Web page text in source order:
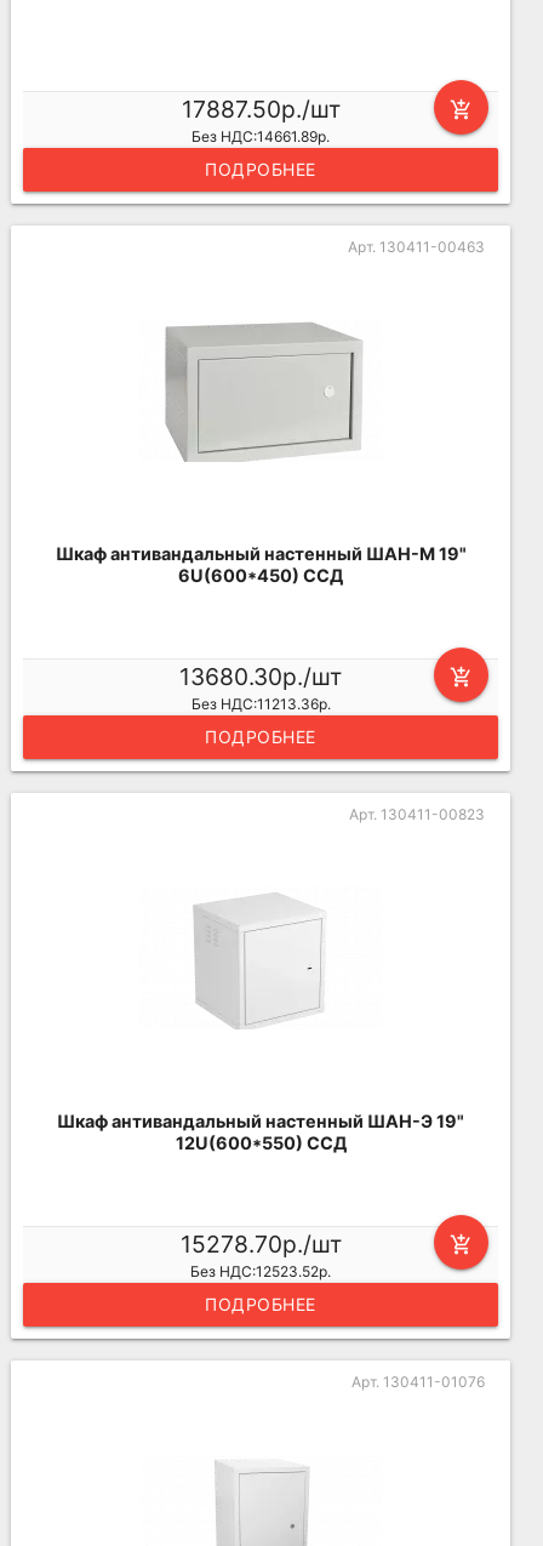
add_shopping_cart
17887.50р./шт
Без НДС:14661.89р.
ПОДРОБНЕЕ
Арт. 130411-00463
Шкаф антивандальный настенный ШАН-М 19"
6U(600*450) ССД
add_shopping_cart
13680.30р./шт
Без НДС:11213.36р.
ПОДРОБНЕЕ
Арт. 130411-00823
Шкаф антивандальный настенный ШАН-Э 19"
12U(600*550) ССД
add_shopping_cart
15278.70р./шт
Без НДС:12523.52р.
ПОДРОБНЕЕ
Арт. 130411-01076